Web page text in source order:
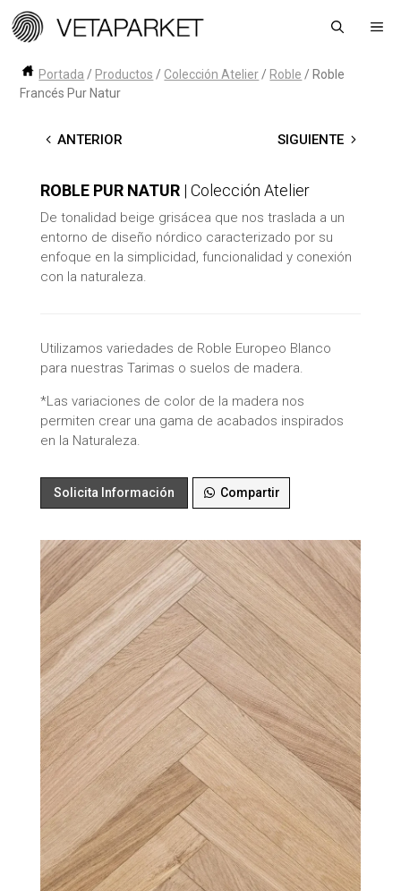
Saltar
contenido
Portada / Productos / Colección Atelier / Roble / Roble
Francés Pur Natur
← ANTERIOR SIGUIENTE →
ROBLE PUR NATUR| Colección Atelier
De tonalidad beige grisácea que nos traslada a un
entorno de diseño nórdico caracterizado por su
enfoque en la simplicidad, funcionalidad y conexión
con la naturaleza.
Utilizamos variedades de Roble Europeo Blanco
para nuestras Tarimas o suelos de madera.
*Las variaciones de color de la madera nos
permiten crear una gama de acabados inspirados
en la Naturaleza.
Solicita Información Compartir